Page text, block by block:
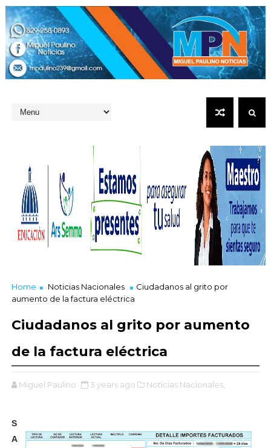
Home Noticias Nacionales
Ciudadanos al grito por
aumento de la factura eléctrica
Ciudadanos al grito por aumento
de la factura eléctrica
Miguel Paulino 3 years ago Noticias Nacionales,
S
A